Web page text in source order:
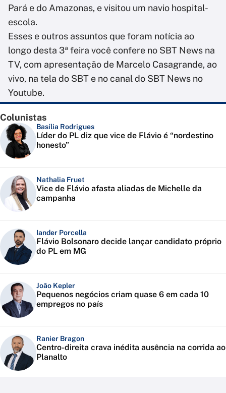
Pará e do Amazonas, e visitou um navio hospital-
escola.
Esses e outros assuntos que foram notícia ao
longo desta 3ª feira você confere no SBT News na
TV, com apresentação de Marcelo Casagrande, ao
vivo, na tela do SBT e no canal do SBT News no
Youtube.
Colunistas
Basília Rodrigues
Líder do PL diz que vice de Flávio é “nordestino
honesto”
Nathalia Fruet
Vice de Flávio afasta aliadas de Michelle da
campanha
Iander Porcella
Flávio Bolsonaro decide lançar candidato próprio
do PL em MG
João Kepler
Pequenos negócios criam quase 6 em cada 10
empregos no país
Ranier Bragon
Centro-direita crava inédita ausência na corrida ao
Planalto